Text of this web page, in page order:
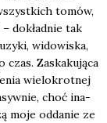
tomów,
dokład­nie tak
wido­wi­ska,
Zaska­ku­ją­ca
wie­lo­krot­nej
choć ina­
moje odda­nie ze